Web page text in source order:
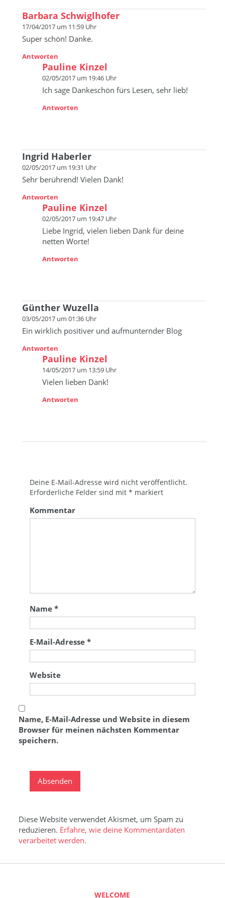
Barbara Schwiglhofer
17/04/2017 um 11:59 Uhr
Super schön! Danke.
Antworten
Pauline Kinzel
02/05/2017 um 19:46 Uhr
Ich sage Dankeschön fürs Lesen, sehr lieb!
Antworten
Ingrid Haberler
02/05/2017 um 19:31 Uhr
Sehr berührend! Vielen Dank!
Antworten
Pauline Kinzel
02/05/2017 um 19:47 Uhr
Liebe Ingrid, vielen lieben Dank für deine
netten Worte!
Antworten
Günther Wuzella
03/05/2017 um 01:36 Uhr
Ein wirklich positiver und aufmunternder Blog
Antworten
Pauline Kinzel
14/05/2017 um 13:59 Uhr
Vielen lieben Dank!
Antworten
Deine E-Mail-Adresse wird nicht veröffentlicht.
Erforderliche Felder sind mit* markiert
Kommentar
Name*
E-Mail-Adresse*
Website
Name, E-Mail-Adresse und Website in diesem
Browser für meinen nächsten Kommentar
speichern.
Diese Website verwendet Akismet, um Spam zu
reduzieren. Erfahre, wie deine Kommentardaten
verarbeitet werden.
WELCOME